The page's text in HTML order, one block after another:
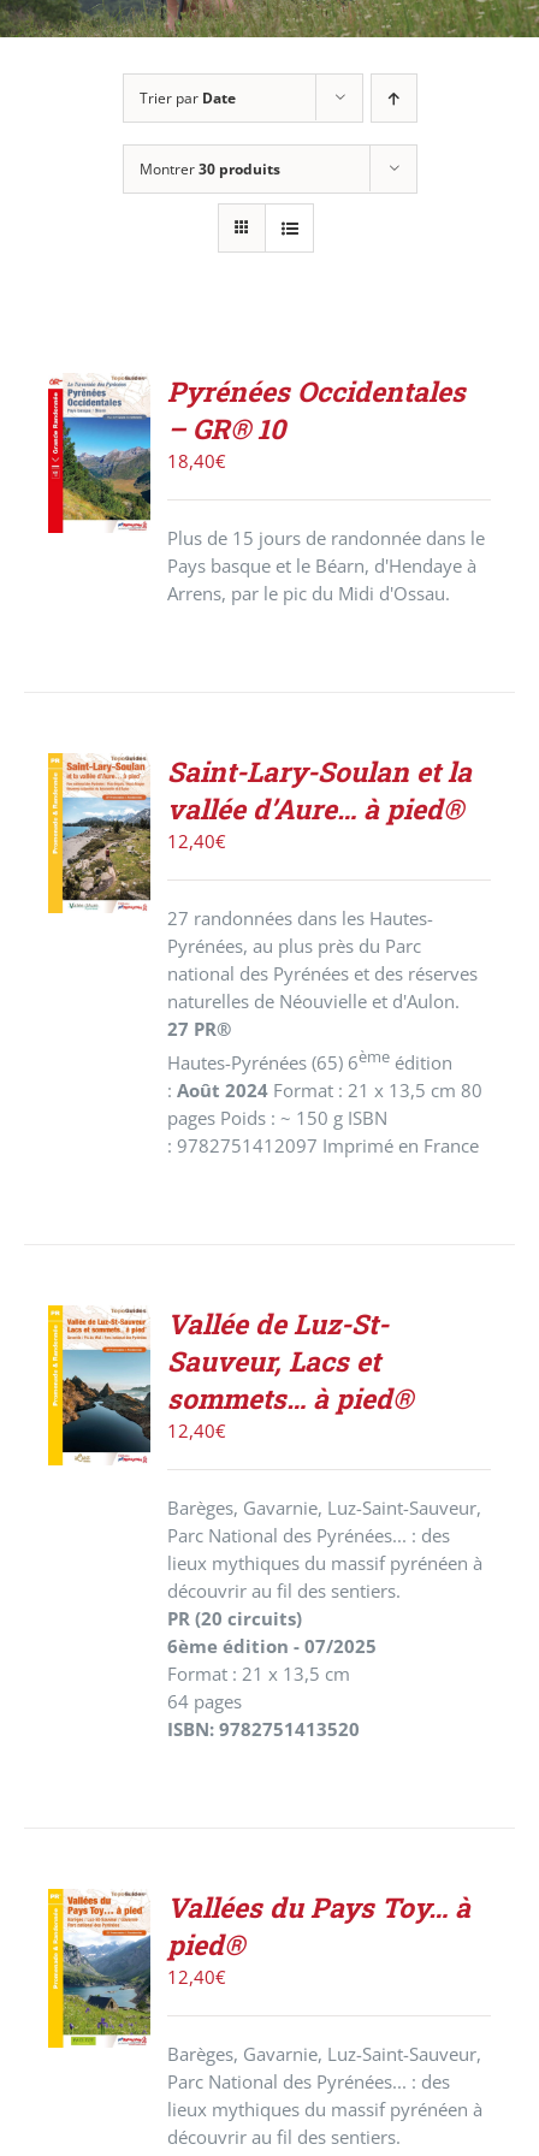
Trier par Date
Montrer30 produits
ACHETER
LE
PRODUIT
/
DÉTAILS
Pyrénées Occidentales
– GR® 10
18,40€
Plus de 15 jours de randonnée dans le
Pays basque et le Béarn, d'Hendaye à
Arrens, par le pic du Midi d'Ossau.
ACHETER
LE
PRODUIT
/
DÉTAILS
Saint-Lary-Soulan et la
vallée d’Aure… à pied®
12,40€
27 randonnées dans les Hautes-
Pyrénées, au plus près du Parc
national des Pyrénées et des réserves
naturelles de Néouvielle et d'Aulon.
27 PR®
Hautes-Pyrénées (65) 6ème édition
: Août 2024 Format : 21 x 13,5 cm 80
pages Poids : ~ 150 g ISBN
: 9782751412097 Imprimé en France
ACHETER
LE
PRODUIT
/
DÉTAILS
Vallée de Luz-St-
Sauveur, Lacs et
sommets… à pied®
12,40€
Barèges, Gavarnie, Luz-Saint-Sauveur,
Parc National des Pyrénées... : des
lieux mythiques du massif pyrénéen à
découvrir au fil des sentiers.
PR (20 circuits)
6ème édition - 07/2025
Format : 21 x 13,5 cm
64 pages
ISBN: 9782751413520
ACHETER
LE
PRODUIT
/
DÉTAILS
Vallées du Pays Toy… à
pied®
12,40€
Barèges, Gavarnie, Luz-Saint-Sauveur,
Parc National des Pyrénées... : des
lieux mythiques du massif pyrénéen à
découvrir au fil des sentiers.